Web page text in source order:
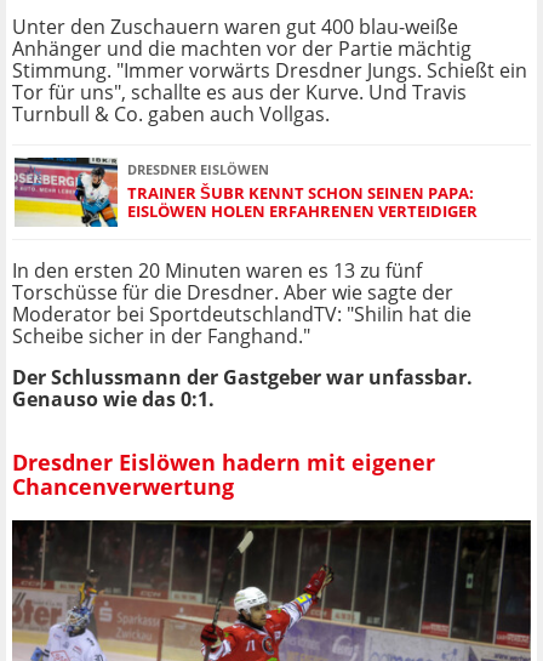
Unter den Zuschauern waren gut 400 blau-weiße
Anhänger und die machten vor der Partie mächtig
Stimmung. "Immer vorwärts Dresdner Jungs. Schießt ein
Tor für uns", schallte es aus der Kurve. Und Travis
Turnbull & Co. gaben auch Vollgas.
DRESDNER EISLÖWEN
TRAINER ŠUBR KENNT SCHON SEINEN PAPA:
EISLÖWEN HOLEN ERFAHRENEN VERTEIDIGER
In den ersten 20 Minuten waren es 13 zu fünf
Torschüsse für die Dresdner. Aber wie sagte der
Moderator bei SportdeutschlandTV: "Shilin hat die
Scheibe sicher in der Fanghand."
Der Schlussmann der Gastgeber war unfassbar.
Genauso wie das 0:1.
Dresdner Eislöwen hadern mit eigener
Chancenverwertung